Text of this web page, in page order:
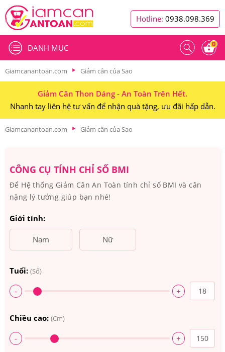
Hotline: 0938.098.369
0
DANH MỤC
Giamcanantoan.com Giảm cân của Sao
Giảm Cân Thon Dáng - An Toàn Trên Hết.
Nhanh tay liên hệ tư vấn để nhận quà tặng, ưu đãi hấp dẫn.
Giamcanantoan.com Giảm cân của Sao
CÔNG CỤ TÍNH CHỈ SỐ BMI
Để Hệ thống Giảm Cân An Toàn tính chỉ số BMI và cân
nặng lý tưởng giúp bạn nhé!
Giới tính:
Nam Nữ
Tuổi: (Số)
- +
Chiều cao: (Cm)
- +